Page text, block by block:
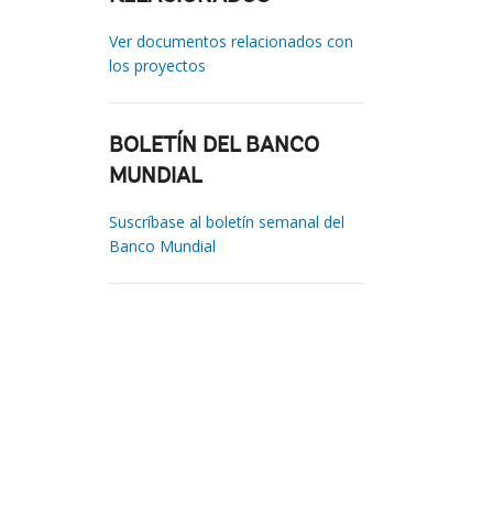
Ver documentos relacionados con
los proyectos
BOLETÍN DEL BANCO
MUNDIAL
Suscríbase al boletín semanal del
Banco Mundial